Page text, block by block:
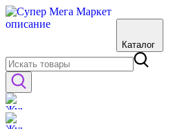
Каталог